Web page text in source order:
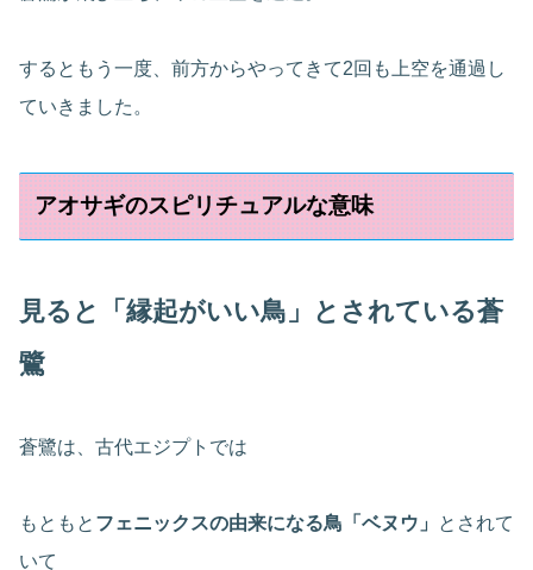
するともう一度、前方からやってきて2回も上空を通過し
ていきました。
アオサギのスピリチュアルな意味
見ると「縁起がいい鳥」とされている蒼
鷺
蒼鷺は、古代エジプトでは
もともと フェニックスの由来になる鳥「ベヌウ」
とされて
いて